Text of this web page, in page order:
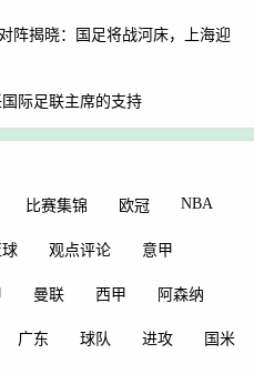
阵揭晓：国足将战河床，上海迎
际足联主席的支持
比赛集锦 欧冠 NBA
观点评论 意甲
曼联 西甲 阿森纳
广东 球队 进攻 国米